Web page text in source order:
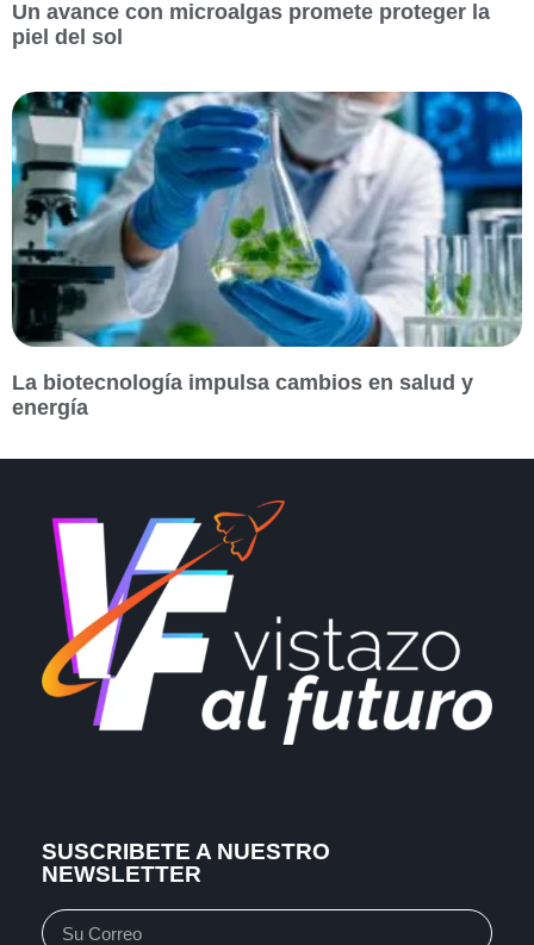
Un avance con microalgas promete proteger la
piel del sol
La biotecnología impulsa cambios en salud y
energía
SUSCRIBETE A NUESTRO
NEWSLETTER